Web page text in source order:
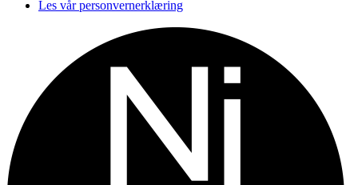
Les vår personvernerklæring